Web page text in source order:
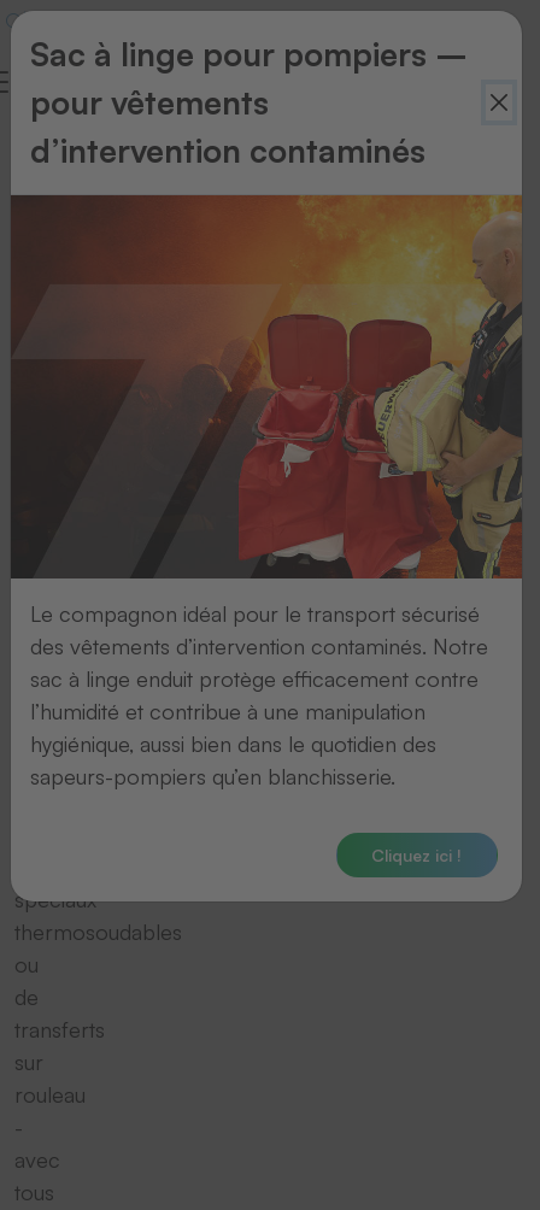
Multifonctions
consommables
finition
professionnels
des
textiles.
Qu'il
s'agisse
d'Ecoflex,
spéciaux
thermosoudables
ou
de
transferts
sur
rouleau
-
avec
tous
Sac à linge pour pompiers –
pour vêtements
d’intervention contaminés
Le compagnon idéal pour le transport sécurisé
des vêtements d’intervention contaminés. Notre
sac à linge enduit protège efficacement contre
l’humidité et contribue à une manipulation
hygiénique, aussi bien dans le quotidien des
sapeurs-pompiers qu’en blanchisserie.
Cliquez ici !